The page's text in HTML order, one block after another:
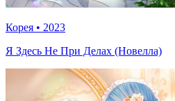
Корея • 2023
Я Здесь Не При Делах (Новелла)